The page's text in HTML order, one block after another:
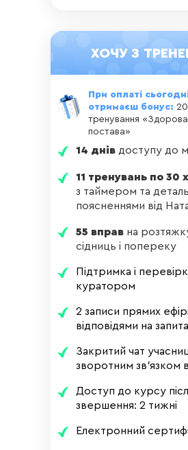
ХОЧУ З
14 днів доступу до
При оплаті
отримаєш бонус:
тренування «Здорова
постава»
11 тренувань по 30
з таймером та
поясненнями від
Підтримка і
куратором
2 записи прямих
відповідями на
Закритий чат
зворотним зв'язком
Доступ до курсу
звершення: 2 тижні
Електронний
55 вправ на
сідниць і попереку